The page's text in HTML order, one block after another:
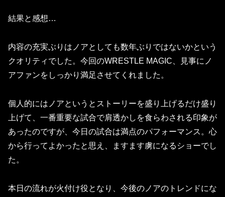
結果と感想…
内容の充実ぶりはノアとしても数年ぶりではないかという
クオリティでした。今回のWRESTLE MAGIC、見事にノ
アファンをしっかり満足させてくれました。
個人的にはノアというとストーリーを盛り上げるだけ盛り
上げて、一番重要な試合で肩透かしを食らわされる印象が
あったのですが、今日の試合は満点のパフォーマンス。心
から行ってよかったと思え、ますます虜になるショーでし
た。
本日の流れが火付け役となり、今後のノアのトレンドにな